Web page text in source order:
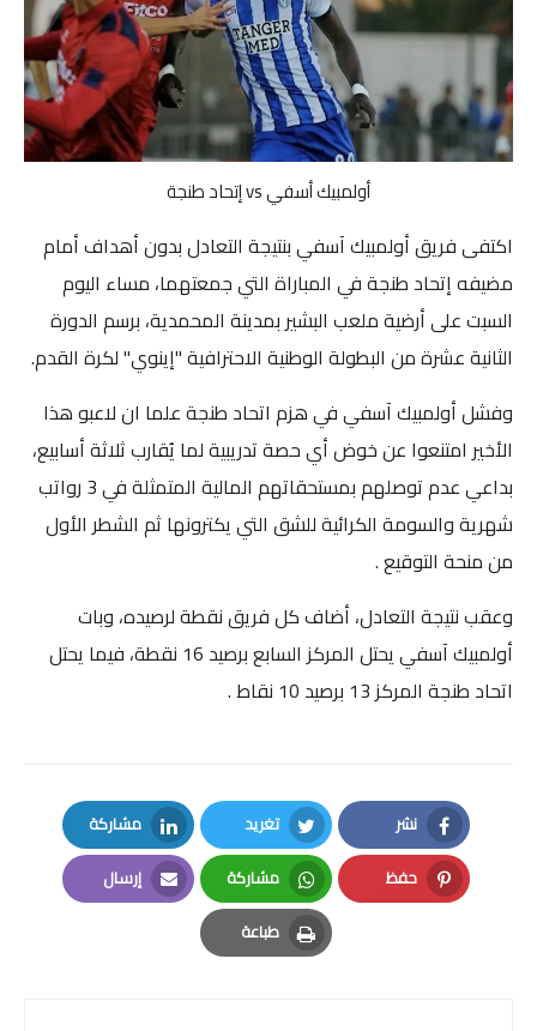
أولمبيك أسفي vs إتحاد طنجة
اكتفى فريقأولمبيك آسفيبنتيجة التعادل بدون أهداف أمام
مضيفه إتحاد طنجة في المباراة التي جمعتهما، مساء اليوم
السبت على أرضية ملعب البشير بمدينة المحمدية، برسم الدورة
الثانية عشرة من البطولة الوطنية الاحترافية"إينوي" لكرة القدم.
وفشل أولمبيك آسفي في هزم اتحاد طنجة علما ان لاعبو هذا
الأخير امتنعوا عن خوض أي حصة تدريبية لما يُقارب ثلاثة أسابيع،
بداعي عدم توصلهم بمستحقاتهم المالية المتمثلة في 3 رواتب
شهرية والسومة الكرائية للشق التي يكترونها ثم الشطر الأول
من منحة التوقيع .
وعقب نتيجة التعادل، أضاف كل فريق نقطة لرصيده، وبات
أولمبيك آسفي يحتل المركز السابع برصيد 16 نقطة، فيما يحتل
اتحاد طنجة المركز 13 برصيد 10 نقاط .
نشر
Facebook
تغريد
Twitter
مشاركة
LinkedIn
حفظ
Pinterest
مشاركة
Whatsapp
إرسال
Email
طباعة
Print